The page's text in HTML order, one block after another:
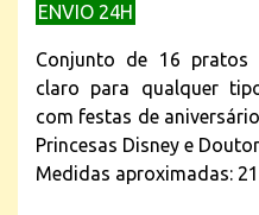
ENVIO 24H
Conjunto de 16 pratos
claro para qualquer
com festas de
Princesas Disney e
Medidas aproximadas: